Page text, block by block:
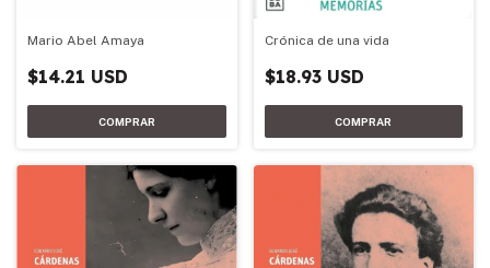
Mario Abel Amaya
$14.21 USD
Crónica de una vida
$18.93 USD